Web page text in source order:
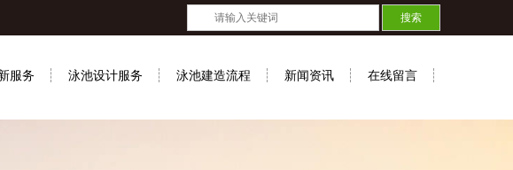
服务 泳池设计服务 泳池建造流程 新闻资讯 在线留言